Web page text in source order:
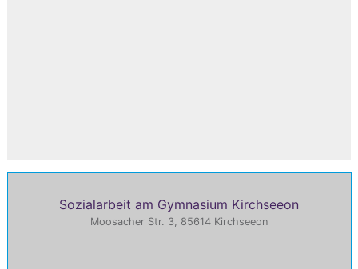
Sozialarbeit am Gymnasium Kirchseeon
Moosacher Str. 3, 85614 Kirchseeon